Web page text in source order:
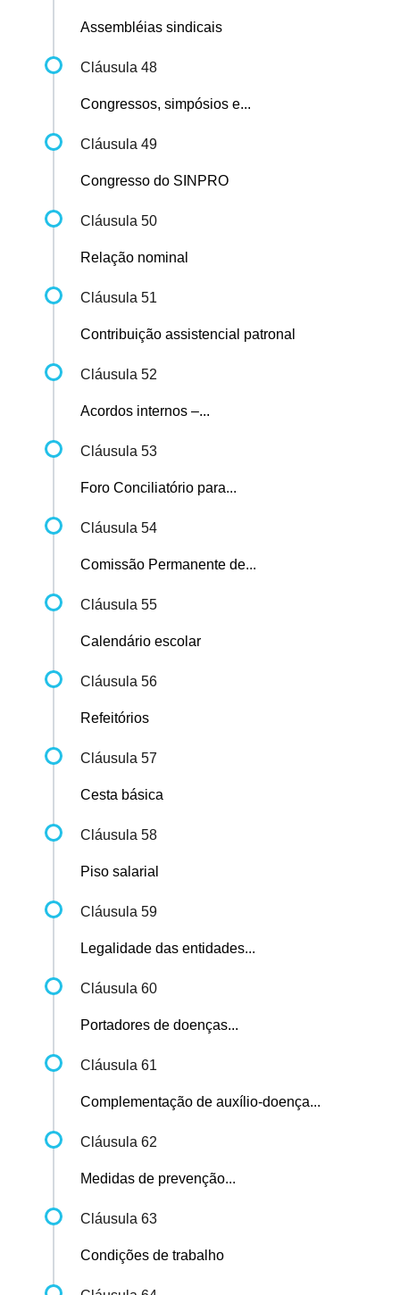
Assembléias sindicais
Cláusula 48
Congressos, simpósios e...
Cláusula 49
Congresso do SINPRO
Cláusula 50
Relação nominal
Cláusula 51
Contribuição assistencial patronal
Cláusula 52
Acordos internos –...
Cláusula 53
Foro Conciliatório para...
Cláusula 54
Comissão Permanente de...
Cláusula 55
Calendário escolar
Cláusula 56
Refeitórios
Cláusula 57
Cesta básica
Cláusula 58
Piso salarial
Cláusula 59
Legalidade das entidades...
Cláusula 60
Portadores de doenças...
Cláusula 61
Complementação de auxílio-doença...
Cláusula 62
Medidas de prevenção...
Cláusula 63
Condições de trabalho